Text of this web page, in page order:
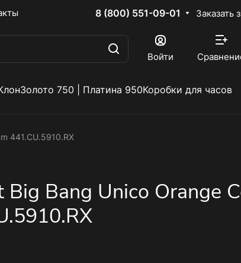
8 (800) 551-09-01 Заказать
Войти
Золото 750 | Платина 950Коробки для часов
441.CU.5910.RX
Bang Unico Orange